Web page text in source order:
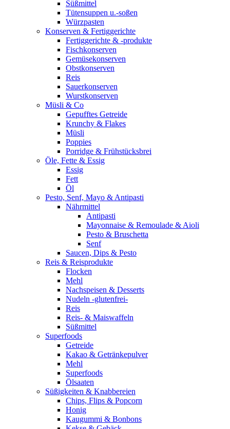
Süßmittel
Tütensuppen u.-soßen
Würzpasten
Konserven & Fertiggerichte
Fertiggerichte & -produkte
Fischkonserven
Gemüsekonserven
Obstkonserven
Reis
Sauerkonserven
Wurstkonserven
Müsli & Co
Gepufftes Getreide
Krunchy & Flakes
Müsli
Poppies
Porridge & Frühstücksbrei
Öle, Fette & Essig
Essig
Fett
Öl
Pesto, Senf, Mayo & Antipasti
Nährmittel
Antipasti
Mayonnaise & Remoulade & Aioli
Pesto & Bruschetta
Senf
Saucen, Dips & Pesto
Reis & Reisprodukte
Flocken
Mehl
Nachspeisen & Desserts
Nudeln -glutenfrei-
Reis
Reis- & Maiswaffeln
Süßmittel
Superfoods
Getreide
Kakao & Getränkepulver
Mehl
Superfoods
Ölsaaten
Süßigkeiten & Knabbereien
Chips, Flips & Popcorn
Honig
Kaugummi & Bonbons